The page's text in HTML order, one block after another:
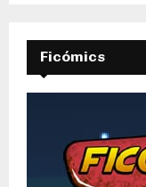
Ficómics